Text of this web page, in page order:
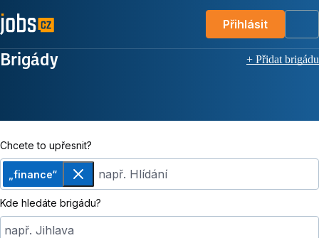
Přihlásit
Brigády + Přidat brigádu
Chcete to upřesnit?
„finance“
Odebratnapř. Hlídání
Kde hledáte brigádu?
např. Jihlava